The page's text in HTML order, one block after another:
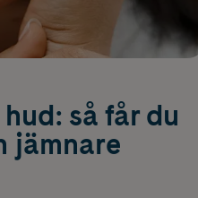
så får du
jämnare